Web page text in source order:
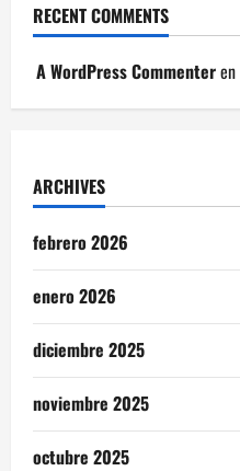
RECENT COMMENTS
A WordPress Commenteren
ARCHIVES
febrero 2026
enero 2026
diciembre 2025
noviembre 2025
octubre 2025